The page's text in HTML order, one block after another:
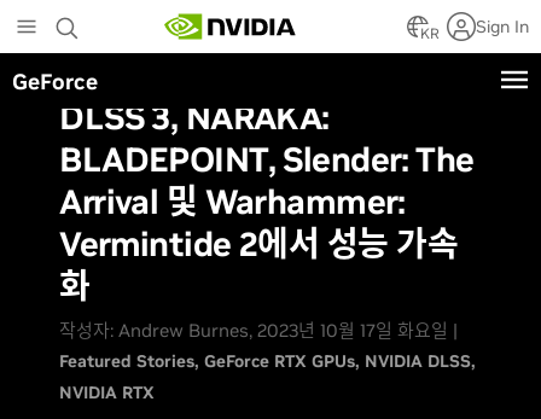
to
main
content
KR Sign In
GeForce
DLSS 3, NARAKA:
BLADEPOINT, Slender: The
Arrival 및 Warhammer:
Vermintide 2에서 성능 가속
화
작성자: Andrew Burnes, 2023년 10월 17일 화요일 |
Featured Stories GeForce RTX GPUs NVIDIA DLSS
NVIDIA RTX